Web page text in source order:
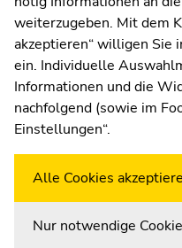
Cookie-Einstellungen
Barrierefreiheitserklärung
WetterstationUni
weiterzugeben. Mit dem
akzeptieren“ willigen Sie
ein. Individuelle
Informationen und die
nachfolgend (sowie im
Einstellungen“.
Alle Cookies
Nur notwendige